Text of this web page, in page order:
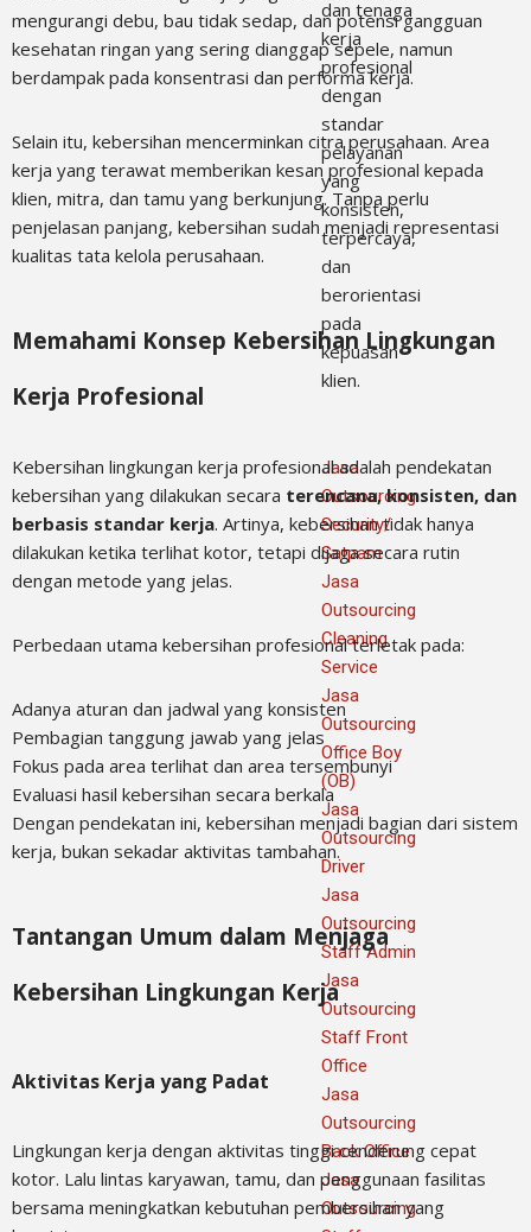
dan tenaga
kerja
profesional
dengan
standar
pelayanan
yang
konsisten,
terpercaya,
dan
berorientasi
pada
kepuasan
klien.
Jasa
Outsourcing
Security/
Satpam
Jasa
Outsourcing
Cleaning
Service
Jasa
Outsourcing
Office Boy
(OB)
Jasa
Outsourcing
Driver
Jasa
Outsourcing
Staff Admin
Jasa
Outsourcing
Staff Front
Office
Jasa
Outsourcing
Back Office
Jasa
Outsourcing
mengurangi debu, bau tidak sedap, dan potensi gangguan
kesehatan ringan yang sering dianggap sepele, namun
berdampak pada konsentrasi dan performa kerja.
Selain itu, kebersihan mencerminkan citra perusahaan. Area
kerja yang terawat memberikan kesan profesional kepada
klien, mitra, dan tamu yang berkunjung. Tanpa perlu
penjelasan panjang, kebersihan sudah menjadi representasi
kualitas tata kelola perusahaan.
Memahami Konsep Kebersihan Lingkungan
Kerja Profesional
Kebersihan lingkungan kerja profesional adalah pendekatan
kebersihan yang dilakukan secara terencana, konsisten, dan
berbasis standar kerja. Artinya, kebersihan tidak hanya
dilakukan ketika terlihat kotor, tetapi dijaga secara rutin
dengan metode yang jelas.
Perbedaan utama kebersihan profesional terletak pada:
Adanya aturan dan jadwal yang konsisten
Pembagian tanggung jawab yang jelas
Fokus pada area terlihat dan area tersembunyi
Evaluasi hasil kebersihan secara berkala
Dengan pendekatan ini, kebersihan menjadi bagian dari sistem
kerja, bukan sekadar aktivitas tambahan.
Tantangan Umum dalam Menjaga
Kebersihan Lingkungan Kerja
Aktivitas Kerja yang Padat
Lingkungan kerja dengan aktivitas tinggi cenderung cepat
kotor. Lalu lintas karyawan, tamu, dan penggunaan fasilitas
bersama meningkatkan kebutuhan pembersihan yang